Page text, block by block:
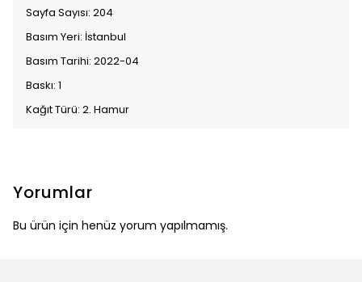
Sayfa Sayısı: 204
Basım Yeri: İstanbul
Basım Tarihi: 2022-04
Baskı: 1
Kağıt Türü: 2. Hamur
Yorumlar
Bu ürün için henüz yorum yapılmamış.